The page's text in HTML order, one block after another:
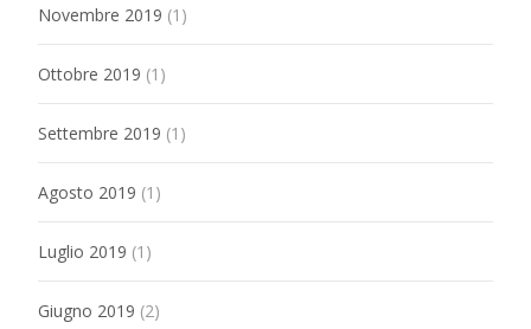
Novembre 2019 (1)
Ottobre 2019 (1)
Settembre 2019 (1)
Agosto 2019 (1)
Luglio 2019 (1)
Giugno 2019 (2)